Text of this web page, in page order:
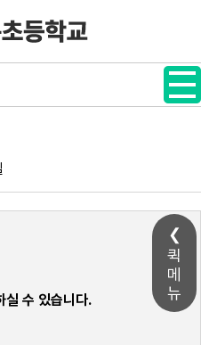
퀵
메
뉴
실 수 있습니다.